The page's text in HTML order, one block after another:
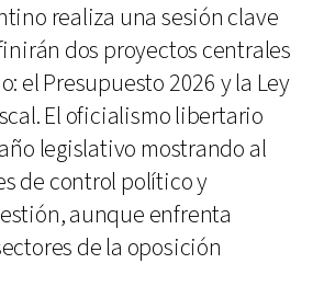
realiza una sesión clave
dos proyectos centrales
el Presupuesto 2026 y la Ley
El oficialismo libertario
legislativo mostrando al
de control político y
aunque enfrenta
de la oposición